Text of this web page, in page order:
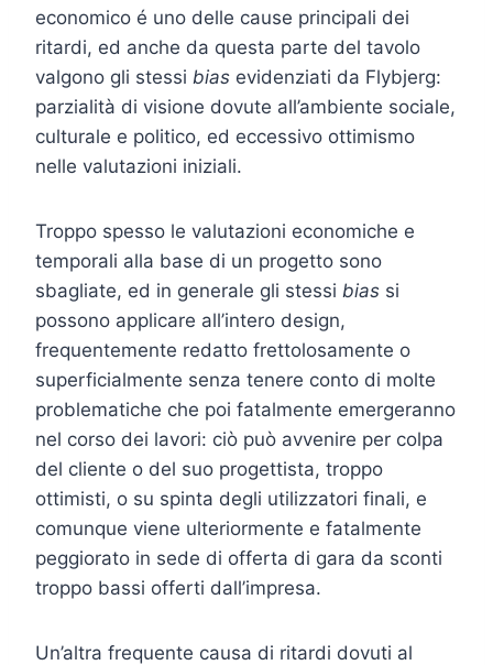
economico é uno delle cause principali dei
ritardi, ed anche da questa parte del tavolo
valgono gli stessi bias evidenziati da Flybjerg:
parzialità di visione dovute all’ambiente sociale,
culturale e politico, ed eccessivo ottimismo
nelle valutazioni iniziali.
Troppo spesso le valutazioni economiche e
temporali alla base di un progetto sono
sbagliate, ed in generale gli stessi bias si
possono applicare all’intero design,
frequentemente redatto frettolosamente o
superficialmente senza tenere conto di molte
problematiche che poi fatalmente emergeranno
nel corso dei lavori: ciò può avvenire per colpa
del cliente o del suo progettista, troppo
ottimisti, o su spinta degli utilizzatori finali, e
comunque viene ulteriormente e fatalmente
peggiorato in sede di offerta di gara da sconti
troppo bassi offerti dall’impresa.
Un’altra frequente causa di ritardi dovuti al